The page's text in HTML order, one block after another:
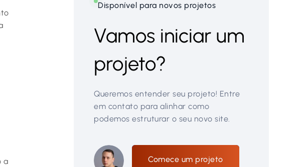
a
Disponível para novos projetos
Vamos iniciar um
projeto?
Queremos entender seu projeto! Entre
em contato para alinhar como
podemos estruturar o seu novo site.
Comece um projeto